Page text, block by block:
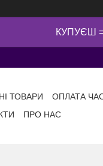
КУПУЄШ
ТОВАРИ ОПЛАТА
ПРО НАС